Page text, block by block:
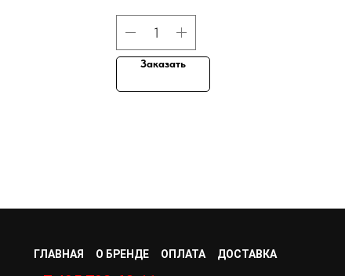
Заказать
ГЛАВНАЯ О БРЕНДЕ ОПЛАТА ДОСТАВКА